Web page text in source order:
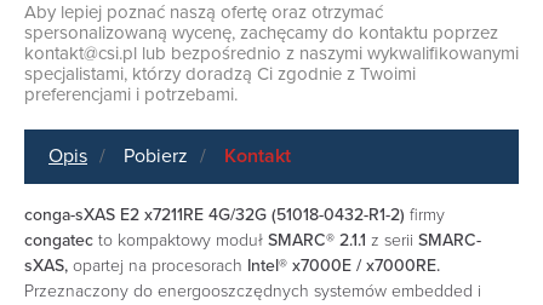
Aby lepiej poznać naszą ofertę oraz otrzymać
spersonalizowaną wycenę, zachęcamy do kontaktu poprzez
kontakt@csi.pl lub bezpośrednio z naszymi wykwalifikowanymi
specjalistami, którzy doradzą Ci zgodnie z Twoimi
preferencjami i potrzebami.
Opis Pobierz Kontakt
conga-sXAS E2 x7211RE 4G/32G (51018-0432-R1-2) firmy
congatec to kompaktowy moduł SMARC® 2.1.1 z serii SMARC-
sXAS, opartej na procesorach Intel® x7000E / x7000RE.
Przeznaczony do energooszczędnych systemów embedded i